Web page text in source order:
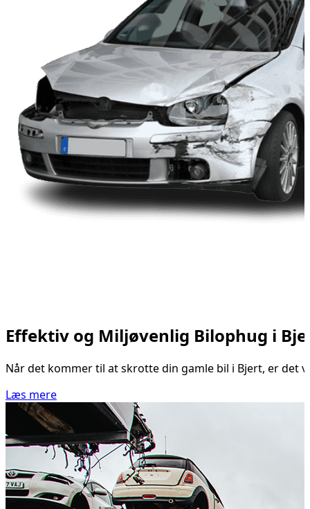
Effektiv og Miljøvenlig Bilophug i
Når det kommer til at skrotte din gamle bil i Bjert, er det
Læs mere